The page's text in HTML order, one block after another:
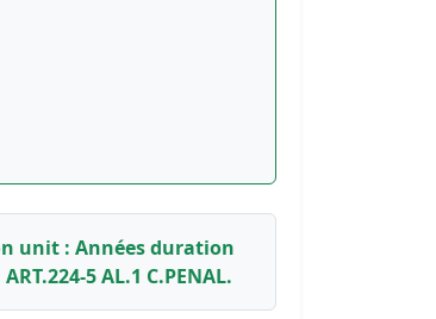
unit : Années duration
5 AL.1 C.PENAL.